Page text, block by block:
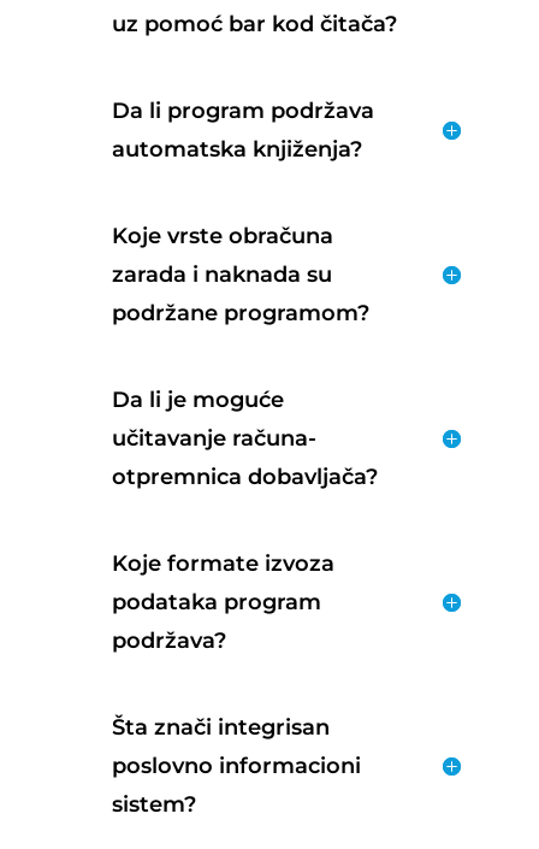
uz pomoć bar kod čitača?
Da li program podržava
automatska knjiženja?
Koje vrste obračuna
zarada i naknada su
podržane programom?
Da li je moguće
učitavanje računa-
otpremnica dobavljača?
Koje formate izvoza
podataka program
podržava?
Šta znači integrisan
poslovno informacioni
sistem?